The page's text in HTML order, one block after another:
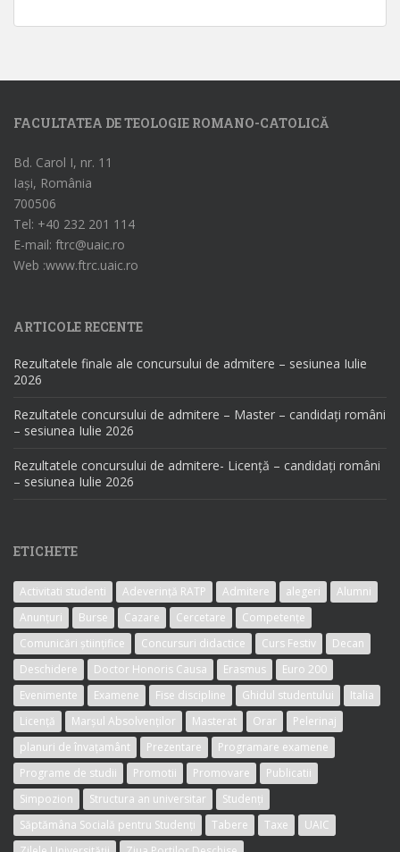
FACULTATEA DE TEOLOGIE ROMANO-CATOLICĂ
Bd. Carol I, nr. 11
Iași, România
700506
Tel: +40 232 201 114
E-mail: ftrc@uaic.ro
Web :www.ftrc.uaic.ro
ARTICOLE RECENTE
Rezultatele finale ale concursului de admitere – sesiunea Iulie
2026
Rezultatele concursului de admitere – Master – candidați români
– sesiunea Iulie 2026
Rezultatele concursului de admitere- Licență – candidați români
– sesiunea Iulie 2026
ETICHETE
Activitati studenti Adeverință RATP Admitere alegeri
Alumni
Anunțuri
Burse Cazare Cercetare
Competențe
Comunicări științifice
Concursuri didactice Curs Festiv
Decan
Deschidere
Doctor Honoris Causa Erasmus
Euro 200
Evenimente
Examene Fise discipline Ghidul studentului
Italia
Licență
Marșul Absolvenților Masterat Orar
Pelerinaj
planuri de învațamânt
Prezentare
Programare examene
Programe de studii
Promotii Promovare
Publicatii
Simpozion
Structura an universitar
Studenți
Săptămâna Socială pentru Studenți
Tabere Taxe
UAIC